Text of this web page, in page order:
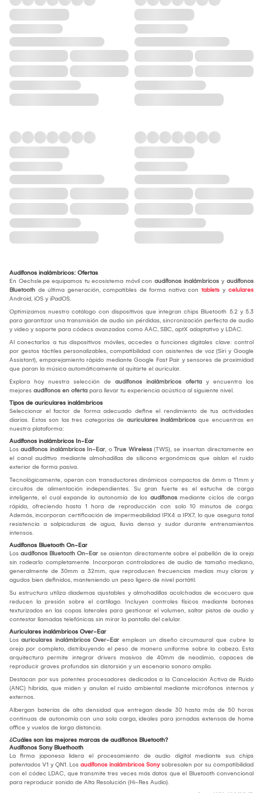
Audífonos inalámbricos: Ofertas
En Oechsle.pe equipamos tu ecosistema móvil con audífonos inalámbricos y audífonos
Bluetooth de última generación, compatibles de forma nativa con tablets y celulares
Android, iOS y iPadOS.
Optimizamos nuestro catálogo con dispositivos que integran chips Bluetooth 5.2 y 5.3
para garantizar una transmisión de audio sin pérdidas, sincronización perfecta de audio
y video y soporte para códecs avanzados como AAC, SBC, aptX adaptativo y LDAC.
Al conectarlos a tus dispositivos móviles, accedes a funciones digitales clave: control
por gestos táctiles personalizables, compatibilidad con asistentes de voz (Siri y Google
Assistant), emparejamiento rápido mediante Google Fast Pair y sensores de proximidad
que paran la música automáticamente al quitarte el auricular.
Explora hoy nuestra selección de audífonos inalámbricos oferta y encuentra los
mejores audífonos en oferta para llevar tu experiencia acústica al siguiente nivel.
Tipos de auriculares inalámbricos
Seleccionar el factor de forma adecuado define el rendimiento de tus actividades
diarias. Estas son las tres categorías de auriculares inalámbricos que encuentras en
nuestra plataforma:
Audífonos inalámbricos In-Ear
Los audífonos inalámbricos In-Ear, o True Wireless (TWS), se insertan directamente en
el canal auditivo mediante almohadillas de silicona ergonómicas que aíslan el ruido
exterior de forma pasiva.
Tecnológicamente, operan con transductores dinámicos compactos de 6mm a 11mm y
circuitos de alimentación independientes. Su gran fuerte es el estuche de carga
inteligente, el cual expande la autonomía de los audífonos mediante ciclos de carga
rápida, ofreciendo hasta 1 hora de reproducción con solo 10 minutos de carga.
Además, incorporan certificación de impermeabilidad IPX4 a IPX7, lo que asegura total
resistencia a salpicaduras de agua, lluvia densa y sudor durante entrenamientos
intensos.
Audífonos Bluetooth On-Ear
Los audífonos Bluetooth On-Ear se asientan directamente sobre el pabellón de la oreja
sin rodearlo completamente. Incorporan controladores de audio de tamaño mediano,
generalmente de 30mm a 32mm, que reproducen frecuencias medias muy claras y
agudos bien definidos, manteniendo un peso ligero de nivel portátil.
Su estructura utiliza diademas ajustables y almohadillas acolchadas de ecocuero que
reducen la presión sobre el cartílago. Incluyen controles físicos mediante botones
texturizados en las copas laterales para gestionar el volumen, saltar pistas de audio y
contestar llamadas telefónicas sin mirar la pantalla del celular.
Auriculares inalámbricos Over-Ear
Los auriculares inalámbricos Over-Ear emplean un diseño circumaural que cubre la
oreja por completo, distribuyendo el peso de manera uniforme sobre la cabeza. Esta
arquitectura permite integrar drivers masivos de 40mm de neodimio, capaces de
reproducir graves profundos sin distorsión y un escenario sonoro amplio.
Destacan por sus potentes procesadores dedicados a la Cancelación Activa de Ruido
(ANC) híbrida, que miden y anulan el ruido ambiental mediante micrófonos internos y
externos.
Albergan baterías de alta densidad que entregan desde 30 hasta más de 50 horas
continuas de autonomía con una sola carga, ideales para jornadas extensas de home
office y vuelos de larga distancia.
¿Cuáles son las mejores marcas de audífonos Bluetooth?
Audífonos Sony Bluethooth
La firma japonesa lidera el procesamiento de audio digital mediante sus chips
patentados V1 y QN1. Los audífonos inalámbricos Sonysobresalen por su compatibilidad
con el códec LDAC, que transmite tres veces más datos que el Bluetooth convencional
para reproducir sonido de Alta Resolución (Hi-Res Audio).